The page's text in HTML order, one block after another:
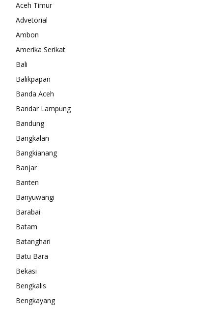
Aceh Timur
Advetorial
Ambon
Amerika Serikat
Bali
Balikpapan
Banda Aceh
Bandar Lampung
Bandung
Bangkalan
Bangkianang
Banjar
Banten
Banyuwangi
Barabai
Batam
Batanghari
Batu Bara
Bekasi
Bengkalis
Bengkayang